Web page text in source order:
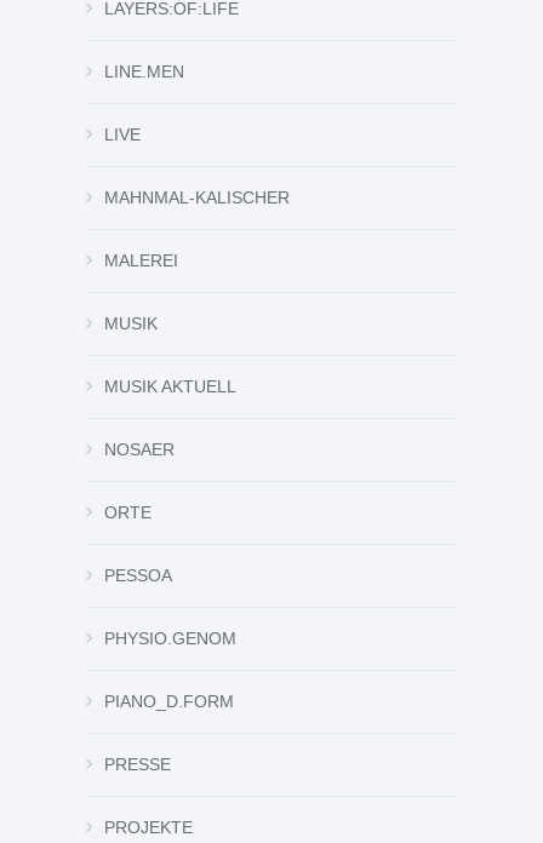
LAYERS:OF:LIFE
LINE.MEN
LIVE
MAHNMAL-KALISCHER
MALEREI
MUSIK
MUSIK AKTUELL
NOSAER
ORTE
PESSOA
PHYSIO.GENOM
PIANO_D.FORM
PRESSE
PROJEKTE